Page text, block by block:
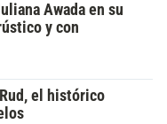
Awada en su
y con
el histórico